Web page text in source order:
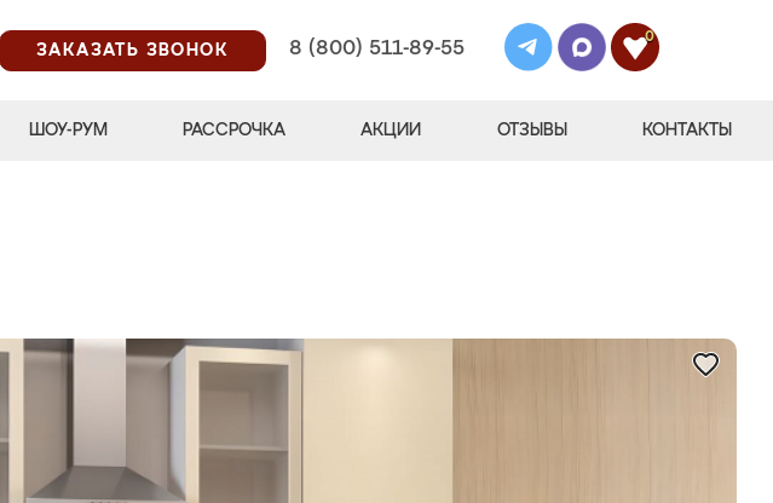
ЗАКАЗАТЬ ЗВОНОК
8 (800) 511-89-55
0
ШОУ-РУМ РАССРОЧКА АКЦИИ ОТЗЫВЫ КОНТАКТЫ